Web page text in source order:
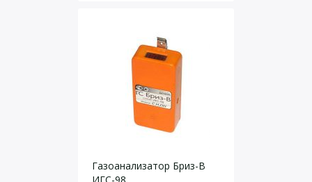
Газоанализатор Бриз-В